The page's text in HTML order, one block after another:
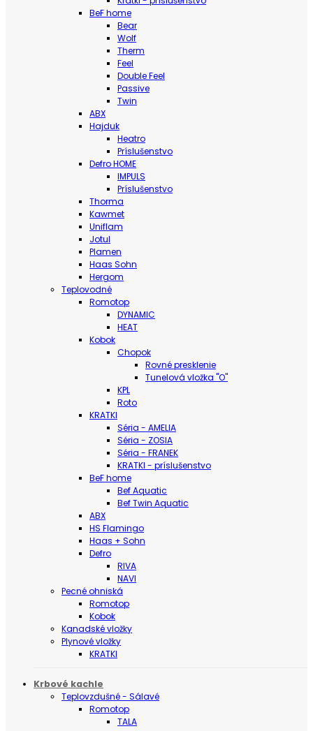
BeF home
Bear
Wolf
Therm
Feel
Double Feel
Passive
Twin
ABX
Hajduk
Heatro
Príslušenstvo
Defro HOME
IMPULS
Príslušenstvo
Thorma
Kawmet
Uniflam
Jotul
Plamen
Haas Sohn
Hergom
Teplovodné
Romotop
DYNAMIC
HEAT
Kobok
Chopok
Rovné presklenie
Tunelová vložka "O"
KPL
Roto
KRATKI
Séria - AMELIA
Séria - ZOSIA
Séria - FRANEK
KRATKI - príslušenstvo
BeF home
Bef Aquatic
Bef Twin Aquatic
ABX
HS Flamingo
Haas + Sohn
Defro
RIVA
NAVI
Pecné ohniská
Romotop
Kobok
Kanadské vložky
Plynové vložky
KRATKI
Krbové kachle
Teplovzdušné - Sálavé
Romotop
TALA